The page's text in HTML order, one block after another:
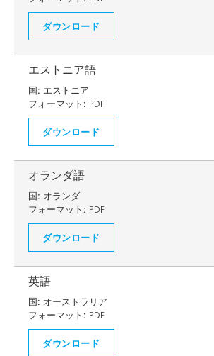
ダウンロード
エストニア語
国: エストニア
フォーマット: PDF
ダウンロード
オランダ語
国: オランダ
フォーマット: PDF
ダウンロード
英語
国: オーストラリア
フォーマット: PDF
ダウンロード